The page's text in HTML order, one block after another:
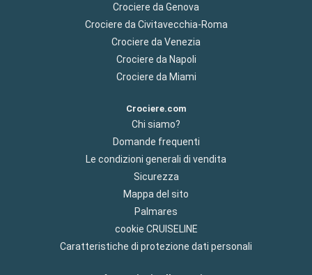
Crociere da Genova
Crociere da Civitavecchia-Roma
Crociere da Venezia
Crociere da Napoli
Crociere da Miami
Crociere.com
Chi siamo?
Domande frequenti
Le condizioni generali di vendita
Sicurezza
Mappa del sito
Palmares
cookie CRUISELINE
Caratteristiche di protezione dati personali